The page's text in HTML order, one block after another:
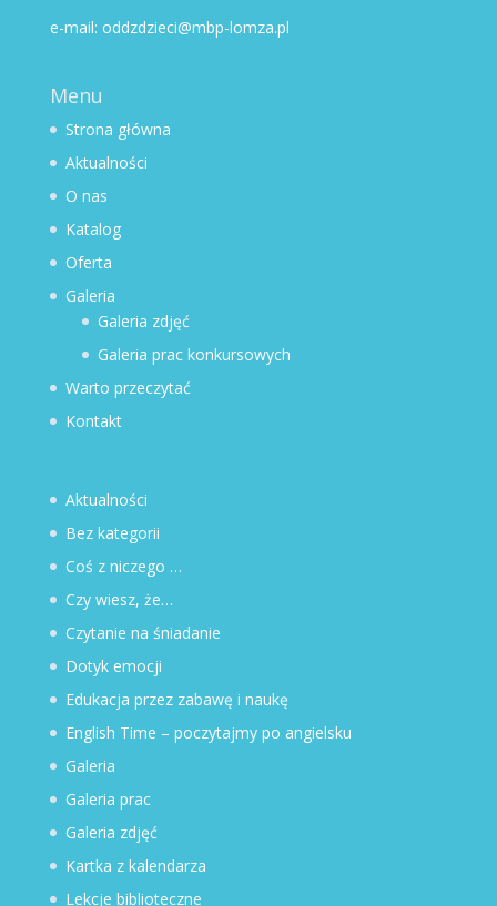
e-mail: oddzdzieci@mbp-lomza.pl
Menu
Strona główna
Aktualności
O nas
Katalog
Oferta
Galeria
Galeria zdjęć
Galeria prac konkursowych
Warto przeczytać
Kontakt
Aktualności
Bez kategorii
Coś z niczego …
Czy wiesz, że…
Czytanie na śniadanie
Dotyk emocji
Edukacja przez zabawę i naukę
English Time – poczytajmy po angielsku
Galeria
Galeria prac
Galeria zdjęć
Kartka z kalendarza
Lekcje biblioteczne